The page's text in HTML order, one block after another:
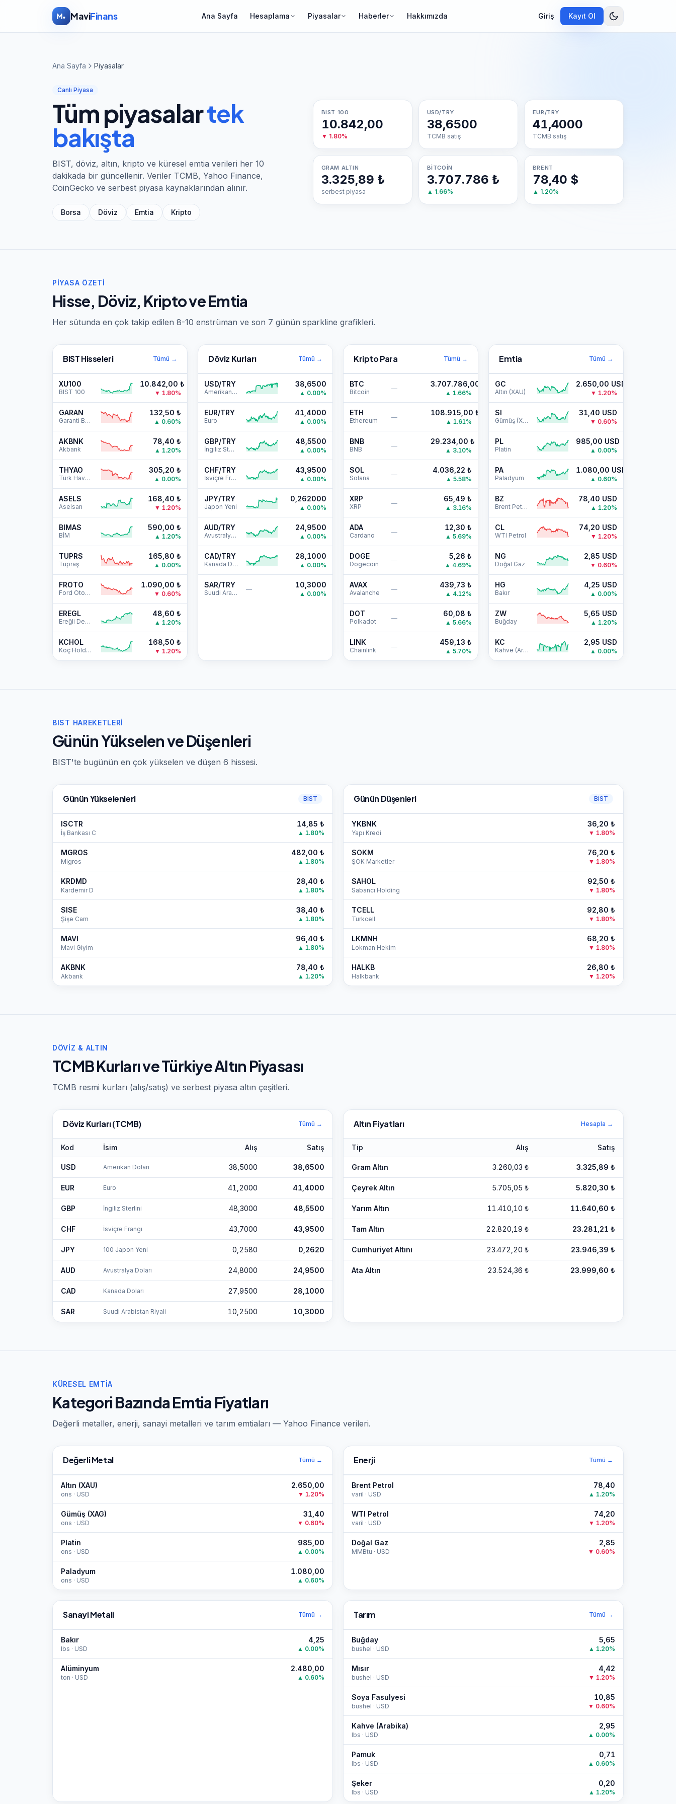
MaviFinans Ana Sayfa Hesaplama Piyasalar Haberler Hakkımızda Giriş Kayıt Ol
Ana Sayfa Piyasalar
Canlı Piyasa
Tüm piyasalartek
bakışta
BIST, döviz, altın, kripto ve küresel emtia verileri her 10
dakikada bir güncellenir. Veriler TCMB, Yahoo Finance,
CoinGecko ve serbest piyasa kaynaklarından alınır.
Borsa Döviz Emtia Kripto
BIST 100
10.842,00
▼ 1.80%
USD/TRY
38,6500
TCMB satış
EUR/TRY
41,4000
TCMB satış
GRAM ALTIN
3.325,89 ₺
serbest piyasa
BITCOIN
3.707.786 ₺
▲ 1.66%
BRENT
78,40 $
▲ 1.20%
PIYASA ÖZETI
Hisse, Döviz, Kripto ve Emtia
Her sütunda en çok takip edilen 8-10 enstrüman ve son 7 günün sparkline grafikleri.
BIST Hisseleri Tümü →
XU100
BIST 100
10.842,00 ₺
▼ 1.80%
GARAN
Garanti BBVA
132,50 ₺
▲ 0.60%
AKBNK
Akbank
78,40 ₺
▲ 1.20%
THYAO
Türk Hava Yolları
305,20 ₺
▲ 0.00%
ASELS
Aselsan
168,40 ₺
▼ 1.20%
BIMAS
BİM
590,00 ₺
▲ 1.20%
TUPRS
Tüpraş
165,80 ₺
▲ 0.00%
FROTO
Ford Otosan
1.090,00 ₺
▼ 0.60%
EREGL
Ereğli Demir Çelik
48,60 ₺
▲ 1.20%
KCHOL
Koç Holding
168,50 ₺
▼ 1.20%
Döviz Kurları Tümü →
USD/TRY
Amerikan Doları
38,6500
▲ 0.00%
EUR/TRY
Euro
41,4000
▲ 0.00%
GBP/TRY
İngiliz Sterlini
48,5500
▲ 0.00%
CHF/TRY
İsviçre Frangı
43,9500
▲ 0.00%
JPY/TRY
Japon Yeni
0,262000
▲ 0.00%
AUD/TRY
Avustralya Doları
24,9500
▲ 0.00%
CAD/TRY
Kanada Doları
28,1000
▲ 0.00%
SAR/TRY
Suudi Arabistan Riyali —
10,3000
▲ 0.00%
Kripto Para Tümü →
BTC
Bitcoin —
3.707.786,00
▲ 1.66%
ETH
Ethereum —
108.915,00 ₺
▲ 1.61%
BNB
BNB —
29.234,00 ₺
▲ 3.10%
SOL
Solana —
4.036,22 ₺
▲ 5.58%
XRP
XRP —
65,49 ₺
▲ 3.16%
ADA
Cardano —
12,30 ₺
▲ 5.69%
DOGE
Dogecoin —
5,26 ₺
▲ 4.69%
AVAX
Avalanche —
439,73 ₺
▲ 4.12%
DOT
Polkadot —
60,08 ₺
▲ 5.66%
LINK
Chainlink —
459,13 ₺
▲ 5.70%
Emtia Tümü →
GC
Altın (XAU)
2.650,00 USD
▼ 1.20%
SI
Gümüş (XAG)
31,40 USD
▼ 0.60%
PL
Platin
985,00 USD
▲ 0.00%
PA
Paladyum
1.080,00 USD
▲ 0.60%
BZ
Brent Petrol
78,40 USD
▲ 1.20%
CL
WTI Petrol
74,20 USD
▼ 1.20%
NG
Doğal Gaz
2,85 USD
▼ 0.60%
HG
Bakır
4,25 USD
▲ 0.00%
ZW
Buğday
5,65 USD
▲ 1.20%
KC
Kahve (Arabika)
2,95 USD
▲ 0.00%
BIST HAREKETLERI
Günün Yükselen ve Düşenleri
BIST'te bugünün en çok yükselen ve düşen 6 hissesi.
Günün Yükselenleri BIST
ISCTR
İş Bankası C
14,85 ₺
▲ 1.80%
MGROS
Migros
482,00 ₺
▲ 1.80%
KRDMD
Kardemir D
28,40 ₺
▲ 1.80%
SISE
Şişe Cam
38,40 ₺
▲ 1.80%
MAVI
Mavi Giyim
96,40 ₺
▲ 1.80%
AKBNK
Akbank
78,40 ₺
▲ 1.20%
Günün Düşenleri BIST
YKBNK
Yapı Kredi
36,20 ₺
▼ 1.80%
SOKM
ŞOK Marketler
76,20 ₺
▼ 1.80%
SAHOL
Sabancı Holding
92,50 ₺
▼ 1.80%
TCELL
Turkcell
92,80 ₺
▼ 1.80%
LKMNH
Lokman Hekim
68,20 ₺
▼ 1.80%
HALKB
Halkbank
26,80 ₺
▼ 1.20%
DÖVIZ & ALTIN
TCMB Kurları ve Türkiye Altın Piyasası
TCMB resmi kurları (alış/satış) ve serbest piyasa altın çeşitleri.
Döviz Kurları (TCMB) Tümü →
Kod İsim Alış Satış
USD Amerikan Doları 38,5000 38,6500
EUR Euro 41,2000 41,4000
GBP İngiliz Sterlini 48,3000 48,5500
CHF İsviçre Frangı 43,7000 43,9500
JPY 100 Japon Yeni 0,2580 0,2620
AUD Avustralya Doları 24,8000 24,9500
CAD Kanada Doları 27,9500 28,1000
SAR Suudi Arabistan Riyali 10,2500 10,3000
Altın Fiyatları Hesapla →
Tip Alış Satış
Gram Altın 3.260,03 ₺ 3.325,89 ₺
Çeyrek Altın 5.705,05 ₺ 5.820,30 ₺
Yarım Altın 11.410,10 ₺ 11.640,60 ₺
Tam Altın 22.820,19 ₺ 23.281,21 ₺
Cumhuriyet Altını 23.472,20 ₺ 23.946,39 ₺
Ata Altın 23.524,36 ₺ 23.999,60 ₺
KÜRESEL EMTIA
Kategori Bazında Emtia Fiyatları
Değerli metaller, enerji, sanayi metalleri ve tarım emtiaları — Yahoo Finance verileri.
Değerli Metal Tümü →
Altın (XAU)
ons · USD
2.650,00
▼ 1.20%
Gümüş (XAG)
ons · USD
31,40
▼ 0.60%
Platin
ons · USD
985,00
▲ 0.00%
Paladyum
ons · USD
1.080,00
▲ 0.60%
Enerji Tümü →
Brent Petrol
varil · USD
78,40
▲ 1.20%
WTI Petrol
varil · USD
74,20
▼ 1.20%
Doğal Gaz
MMBtu · USD
2,85
▼ 0.60%
Sanayi Metali Tümü →
Bakır
lbs · USD
4,25
▲ 0.00%
Alüminyum
ton · USD
2.480,00
▲ 0.60%
Tarım Tümü →
Buğday
bushel · USD
5,65
▲ 1.20%
Mısır
bushel · USD
4,42
▼ 1.20%
Soya Fasulyesi
bushel · USD
10,85
▼ 0.60%
Kahve (Arabika)
lbs · USD
2,95
▲ 0.00%
Pamuk
lbs · USD
0,71
▲ 0.60%
Şeker
lbs · USD
0,20
▲ 1.20%